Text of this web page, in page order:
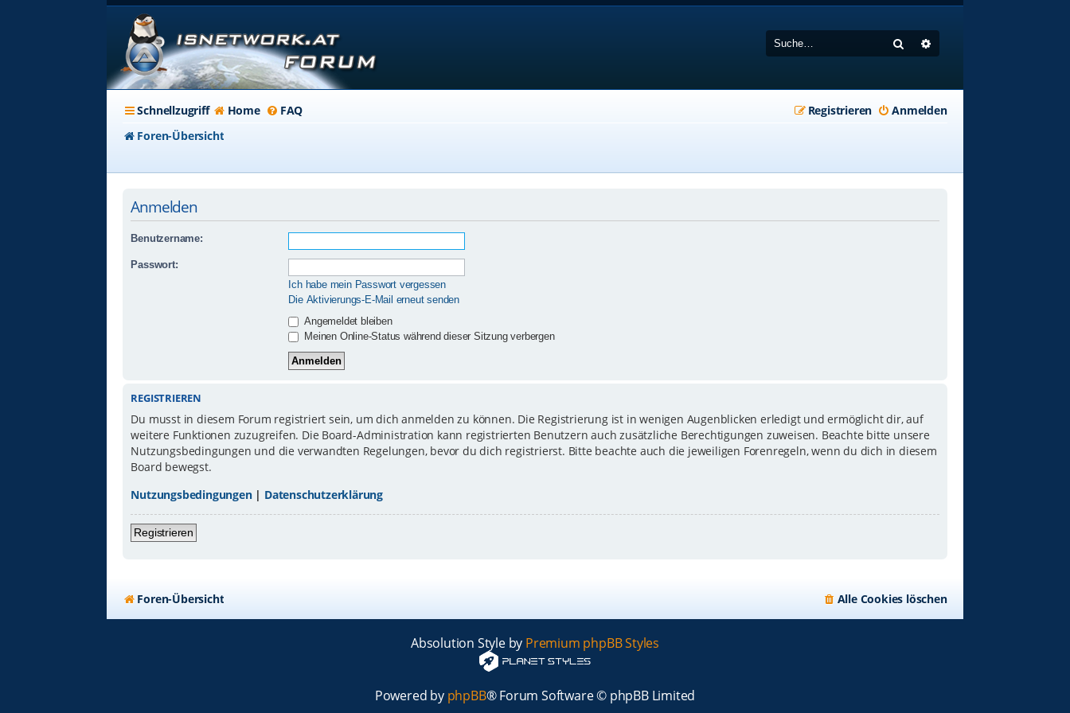
Suche
Schnellzugriff Home FAQ Anmelden
Registrieren
Foren-Übersicht
Anmelden
Benutzername:
Passwort:
Ich habe mein Passwort vergessen
Die Aktivierungs-E-Mail erneut senden
Angemeldet bleiben
Meinen Online-Status während dieser Sitzung verbergen
REGISTRIEREN
Du musst in diesem Forum registriert sein, um dich anmelden zu können. Die Registrierung ist in wenigen Augenblicken erledigt und ermöglicht dir, auf
weitere Funktionen zuzugreifen. Die Board-Administration kann registrierten Benutzern auch zusätzliche Berechtigungen zuweisen. Beachte bitte unsere
Nutzungsbedingungen und die verwandten Regelungen, bevor du dich registrierst. Bitte beachte auch die jeweiligen Forenregeln, wenn du dich in diesem
Board bewegst.
Nutzungsbedingungen| Datenschutzerklärung
Registrieren
Foren-Übersicht Alle Cookies löschen
Absolution Style by Premium phpBB Styles
Powered by phpBB® Forum Software © phpBB Limited